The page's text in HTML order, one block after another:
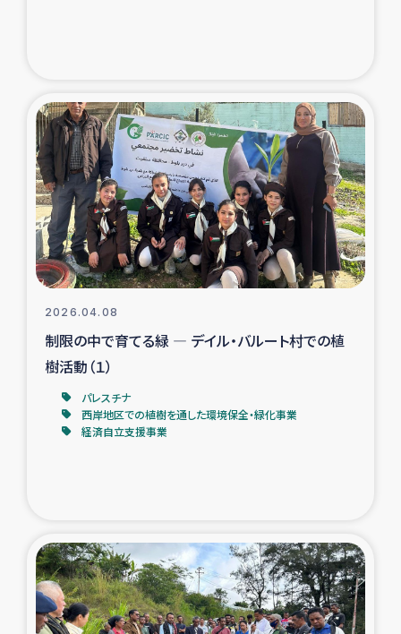
2026.04.08
制限の中で育てる緑 ― デイル・バルート村での植
樹活動（１）
パレスチナ
西岸地区での植樹を通した環境保全・緑化事業
経済自立支援事業